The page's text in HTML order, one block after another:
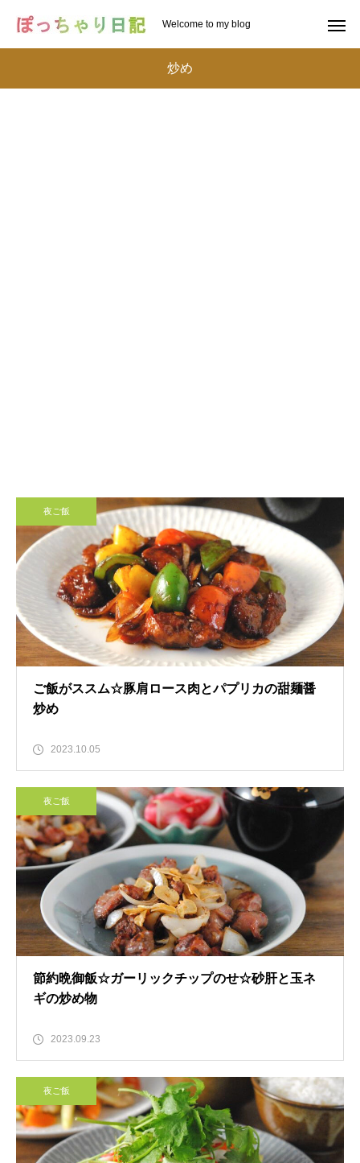
Welcome to my blog
炒め
夜ご飯
ご飯がススム☆豚肩ロース肉とパプリカの甜麺醤
炒め
2023.10.05
夜ご飯
節約晩御飯☆ガーリックチップのせ☆砂肝と玉ネ
ギの炒め物
2023.09.23
夜ご飯